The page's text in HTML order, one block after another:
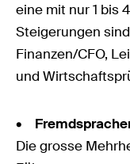
eine mit nur 1 bis
Steigerungen
Finanzen/CFO,
und
•
Die grosse